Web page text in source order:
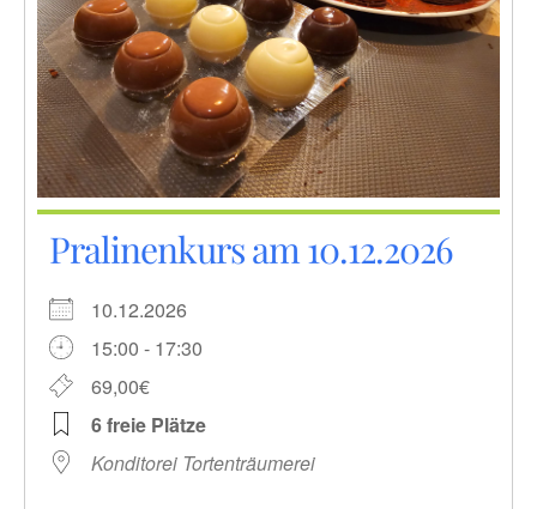
Pralinenkurs am 10.12.2026
10.12.2026
15:00 - 17:30
69,00€
6 freie Plätze
Konditorei Tortenträumerei